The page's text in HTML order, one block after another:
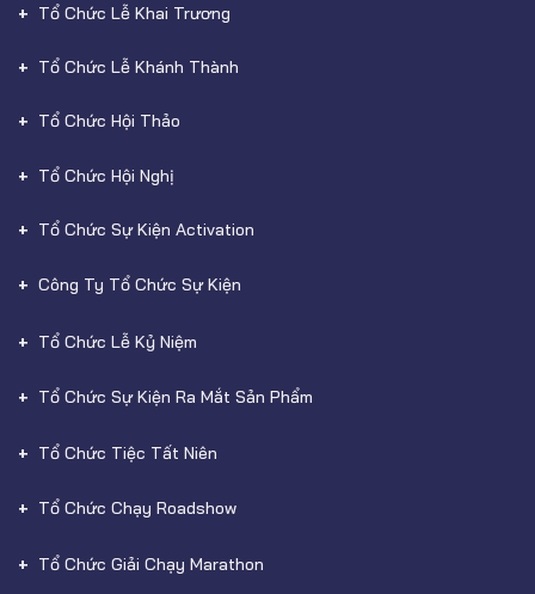
Tổ Chức Lễ Khai Trương
Tổ Chức Lễ Khánh Thành
Tổ Chức Hội Thảo
Tổ Chức Hội Nghị
Tổ Chức Sự Kiện Activation
Công Ty Tổ Chức Sự Kiện
Tổ Chức Lễ Kỷ Niệm
Tổ Chức Sự Kiện Ra Mắt Sản Phẩm
Tổ Chức Tiệc Tất Niên
Tổ Chức Chạy Roadshow
Tổ Chức Giải Chạy Marathon